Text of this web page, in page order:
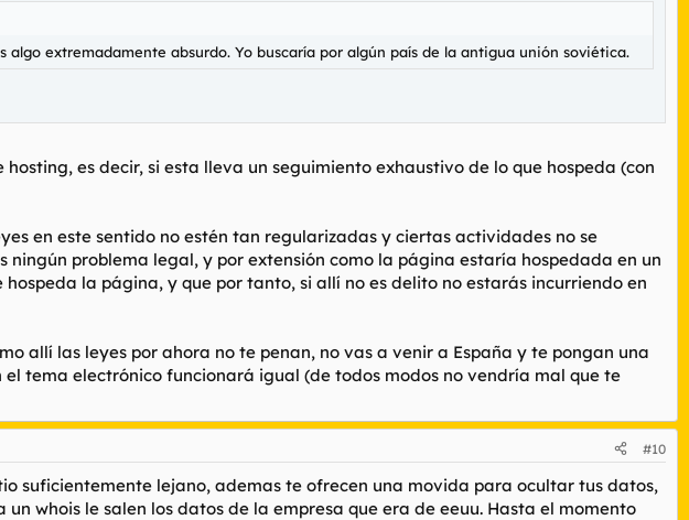
extremadamente absurdo. Yo buscaría por algún país de la antigua unión soviética.
es decir, si esta lleva un seguimiento exhaustivo de lo que hospeda (con
en este sentido no estén tan regularizadas y ciertas actividades no se
problema legal, y por extensión como la página estaría hospedada en un
la página, y que por tanto, si allí no es delito no estarás incurriendo en
allí las leyes por ahora no te penan, no vas a venir a España y te pongan una
tema electrónico funcionará igual (de todos modos no vendría mal que te
#10
suficientemente lejano, ademas te ofrecen una movida para ocultar tus datos,
whois le salen los datos de la empresa que era de eeuu. Hasta el momento